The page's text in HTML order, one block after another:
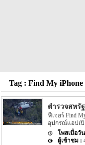
Tag : Find My iPhone
ตำรวจสหรั
ฟีเจอร์ Find
อุปกรณ์แอปเ
พบวิธีใหม่ในก
ของผู้หญิงคนห